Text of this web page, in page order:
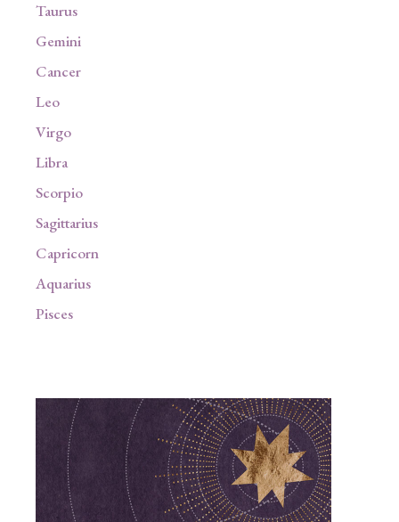
Taurus
Gemini
Cancer
Leo
Virgo
Libra
Scorpio
Sagittarius
Capricorn
Aquarius
Pisces